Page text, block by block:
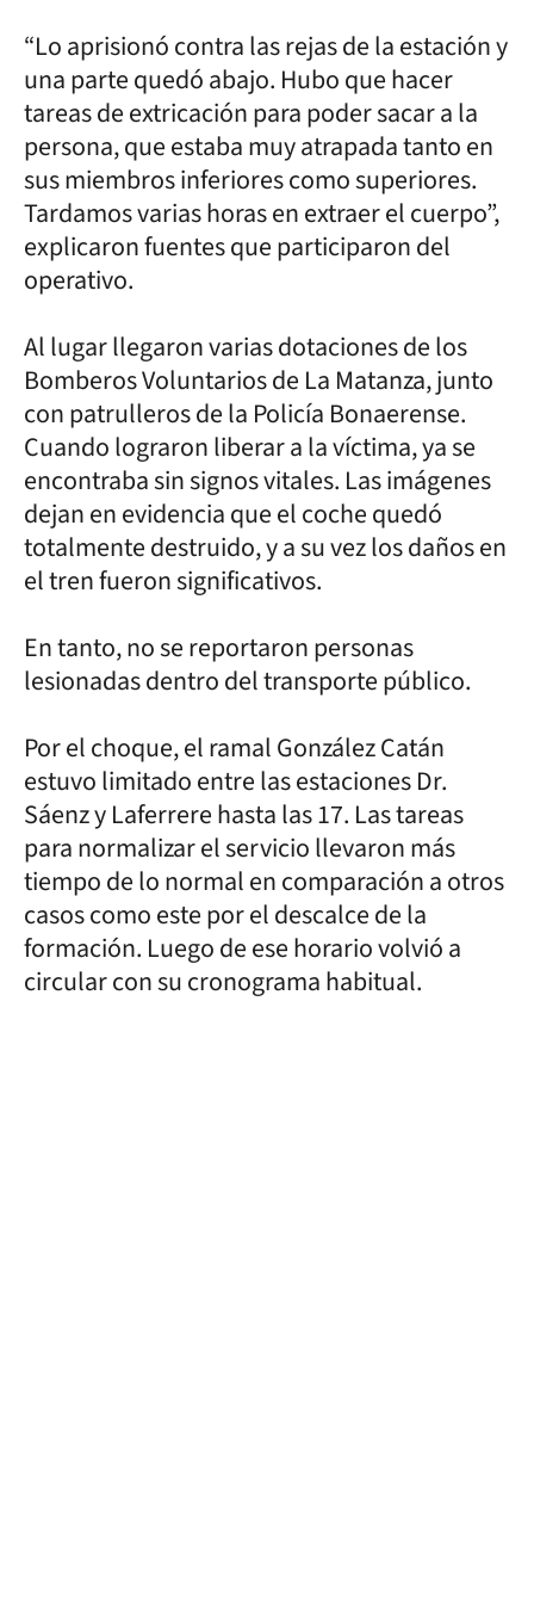
“Lo aprisionó contra las rejas de la estación y
una parte quedó abajo. Hubo que hacer
tareas de extricación para poder sacar a la
persona, que estaba muy atrapada tanto en
sus miembros inferiores como superiores.
Tardamos varias horas en extraer el cuerpo”,
explicaron fuentes que participaron del
operativo.
Al lugar llegaron varias dotaciones de los
Bomberos Voluntarios de La Matanza, junto
con patrulleros de la Policía Bonaerense.
Cuando lograron liberar a la víctima, ya se
encontraba sin signos vitales. Las imágenes
dejan en evidencia que el coche quedó
totalmente destruido, y a su vez los daños en
el tren fueron significativos.
En tanto, no se reportaron personas
lesionadas dentro del transporte público.
Por el choque, el ramal González Catán
estuvo limitado entre las estaciones Dr.
Sáenz y Laferrere hasta las 17. Las tareas
para normalizar el servicio llevaron más
tiempo de lo normal en comparación a otros
casos como este por el descalce de la
formación. Luego de ese horario volvió a
circular con su cronograma habitual.